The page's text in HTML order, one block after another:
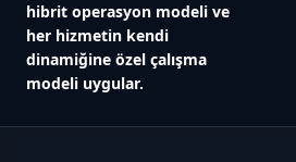
hibrit operasyon modeli ve
her hizmetin kendi
dinamiğine özel çalışma
modeli uygular.